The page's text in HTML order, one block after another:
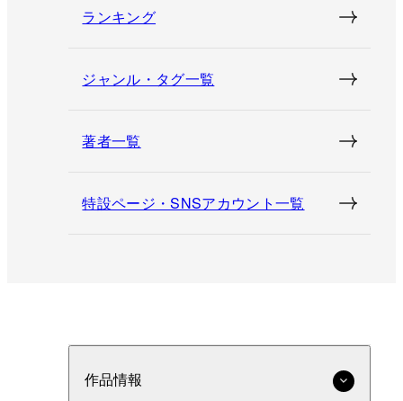
ランキング
ジャンル・タグ一覧
著者一覧
特設ページ・SNSアカウント一覧
作品情報